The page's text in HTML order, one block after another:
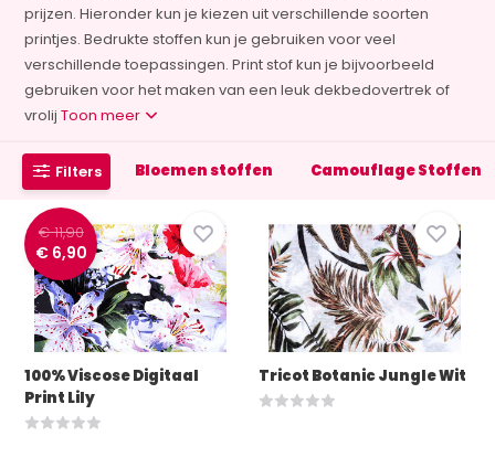
prijzen. Hieronder kun je kiezen uit verschillende soorten
printjes. Bedrukte stoffen kun je gebruiken voor veel
verschillende toepassingen. Print stof kun je bijvoorbeeld
gebruiken voor het maken van een leuk dekbedovertrek of
vrolijToon meer
Filters Bloemen stoffen Camouflage Stoffen
€ 11,90
€ 6,90
100% Viscose Digitaal
Print Lily
Tricot Botanic Jungle Wit